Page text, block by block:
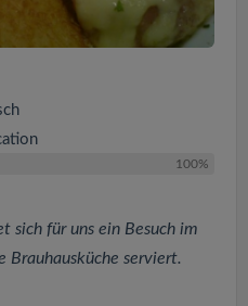
100%
sich für uns ein Besuch im
Brauhausküche serviert.